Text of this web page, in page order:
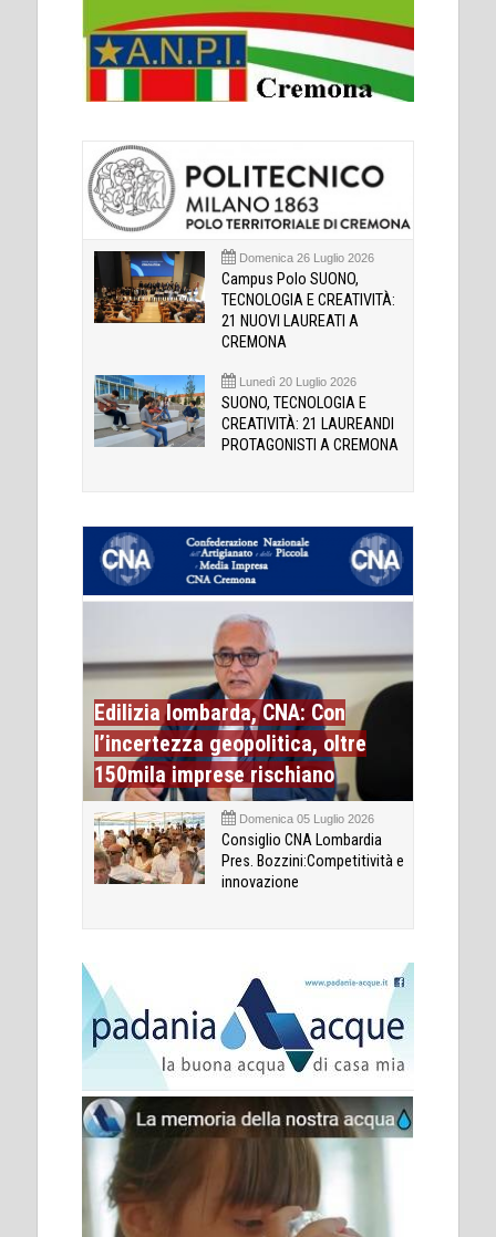
Domenica 26 Luglio 2026
Campus Polo SUONO,
TECNOLOGIA E CREATIVITÀ:
21 NUOVI LAUREATI A
CREMONA
Lunedì 20 Luglio 2026
SUONO, TECNOLOGIA E
CREATIVITÀ: 21 LAUREANDI
PROTAGONISTI A CREMONA
Edilizia lombarda, CNA: Con
l’incertezza geopolitica, oltre
150mila imprese rischiano
Domenica 05 Luglio 2026
Consiglio CNA Lombardia
Pres. Bozzini:Competitività e
innovazione